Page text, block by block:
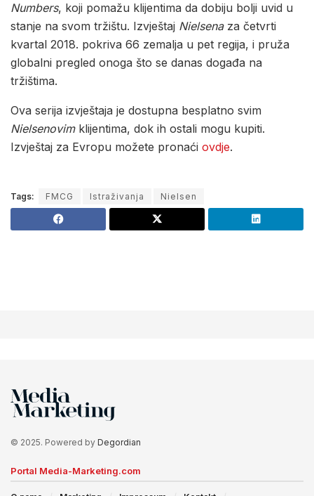
Numbers, koji pomažu klijentima da dobiju bolji uvid u
stanje na svom tržištu. Izvještaj Nielsenaza četvrti
kvartal 2018. pokriva 66 zemalja u pet regija, i pruža
globalni pregled onoga što se danas događa na
tržištima.
Ova serija izvještaja je dostupna besplatno svim
Nielsenovimklijentima, dok ih ostali mogu kupiti.
Izvještaj za Evropu možete pronaći ovdje.
Tags: FMCG Istraživanja Nielsen
© 2025. Powered by Degordian
Portal Media-Marketing.com